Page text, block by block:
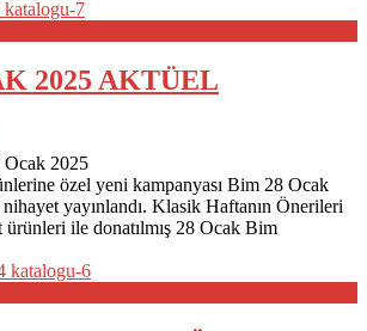
2025 AKTÜEL
Ocak 2025
özel yeni kampanyası Bim 28 Ocak
yayınlandı. Klasik Haftanın Önerileri
ürünleri ile donatılmış 28 Ocak Bim